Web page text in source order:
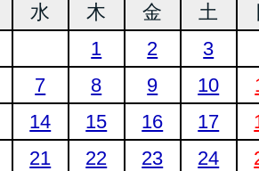
水 木 金 土
1
2
3
7 8 9 10
14 15 16 17
21 22 23 24